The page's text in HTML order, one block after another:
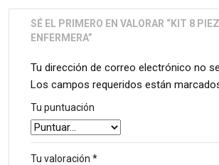
SÉ EL PRIMERO EN VALORAR “KIT 8
ENFERMERA”
Tu dirección de correo electrónico no
Los campos requeridos están
Tu puntuación
Tu valoración *